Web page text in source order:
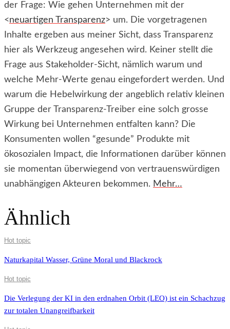
der Frage: Wie gehen Unternehmen mit der
<neuartigen Transparenz> um. Die vorgetragenen
Inhalte ergeben aus meiner Sicht, dass Transparenz
hier als Werkzeug angesehen wird. Keiner stellt die
Frage aus Stakeholder-Sicht, nämlich warum und
welche Mehr-Werte genau eingefordert werden. Und
warum die Hebelwirkung der angeblich relativ kleinen
Gruppe der Transparenz-Treiber eine solch grosse
Wirkung bei Unternehmen entfalten kann? Die
Konsumenten wollen “gesunde” Produkte mit
ökosozialen Impact, die Informationen darüber können
sie momentan überwiegend von vertrauenswürdigen
unabhängigen Akteuren bekommen. Mehr…
Ähnlich
Hot topic
Naturkapital Wasser, Grüne Moral und Blackrock
Hot topic
Die Verlegung der KI in den erdnahen Orbit (LEO) ist ein Schachzug
zur totalen Unangreifbarkeit